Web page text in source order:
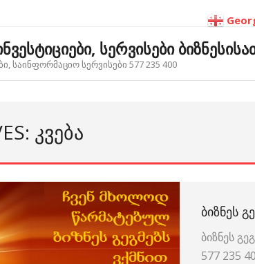
სერვისები
საინფორმაციო სერვისები 577 235 400
ᲙᲕᲔᲑᲐ
ᲑᲘᲖᲜᲔᲡ
ბიზნეს
577 235